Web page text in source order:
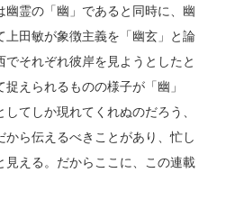
霊の「幽」であると同時に、幽
田敏が象徴主義を「幽玄」と論
それぞれ彼岸を見ようとしたと
えられるものの様子が「幽」
てしか現れてくれぬのだろう、
ら伝えるべきことがあり、忙し
える。だからここに、この連載